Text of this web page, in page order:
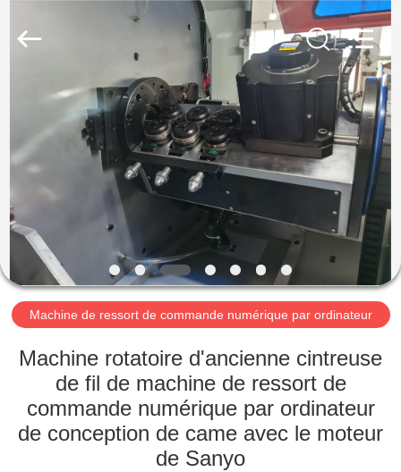
MAISON
PRODUITS
AU
SUJET
DE
NOUS
VISITE
D'USINE
CONTRÔLE
Machine de ressort de commande numérique par ordinateur
Machine rotatoire d'ancienne cintreuse
de fil de machine de ressort de
commande numérique par ordinateur
de conception de came avec le moteur
de Sanyo